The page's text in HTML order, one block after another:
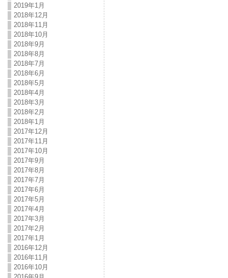
2019年1月
2018年12月
2018年11月
2018年10月
2018年9月
2018年8月
2018年7月
2018年6月
2018年5月
2018年4月
2018年3月
2018年2月
2018年1月
2017年12月
2017年11月
2017年10月
2017年9月
2017年8月
2017年7月
2017年6月
2017年5月
2017年4月
2017年3月
2017年2月
2017年1月
2016年12月
2016年11月
2016年10月